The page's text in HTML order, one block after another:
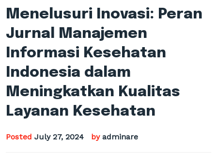
Menelusuri Inovasi: Peran
Jurnal Manajemen
Informasi Kesehatan
Indonesia dalam
Meningkatkan Kualitas
Layanan Kesehatan
Posted July 27, 2024 by adminare